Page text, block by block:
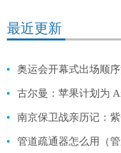
最近更新
南京保卫战亲历记：
管道疏通器怎么用（